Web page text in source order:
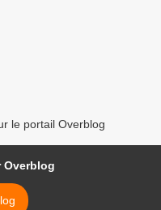
le portail Overblog
Overblog